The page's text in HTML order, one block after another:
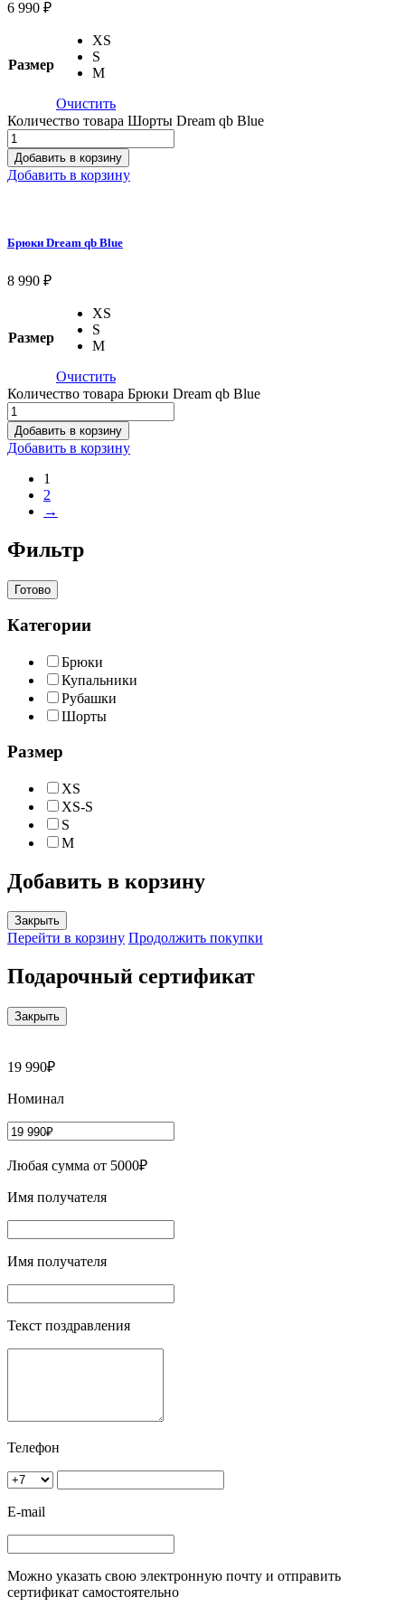
6 990 ₽
Размер
XS
S
M
Очистить
Количество товара Шорты Dream qb Blue
Добавить в корзину
Добавить в корзину
Брюки Dream qb Blue
8 990 ₽
Размер
XS
S
M
Очистить
Количество товара Брюки Dream qb Blue
Добавить в корзину
Добавить в корзину
1
2
→
Фильтр
Готово
Категории
Брюки
Купальники
Рубашки
Шорты
Размер
XS
XS-S
S
M
Добавить в корзину
Закрыть
Перейти в корзину Продолжить покупки
Подарочный сертификат
Закрыть
19 990₽
Номинал
Любая сумма от 5000₽
Имя получателя
Имя получателя
Текст поздравления
Телефон
E-mail
Можно указать свою электронную почту и отправить
сертификат самостоятельно